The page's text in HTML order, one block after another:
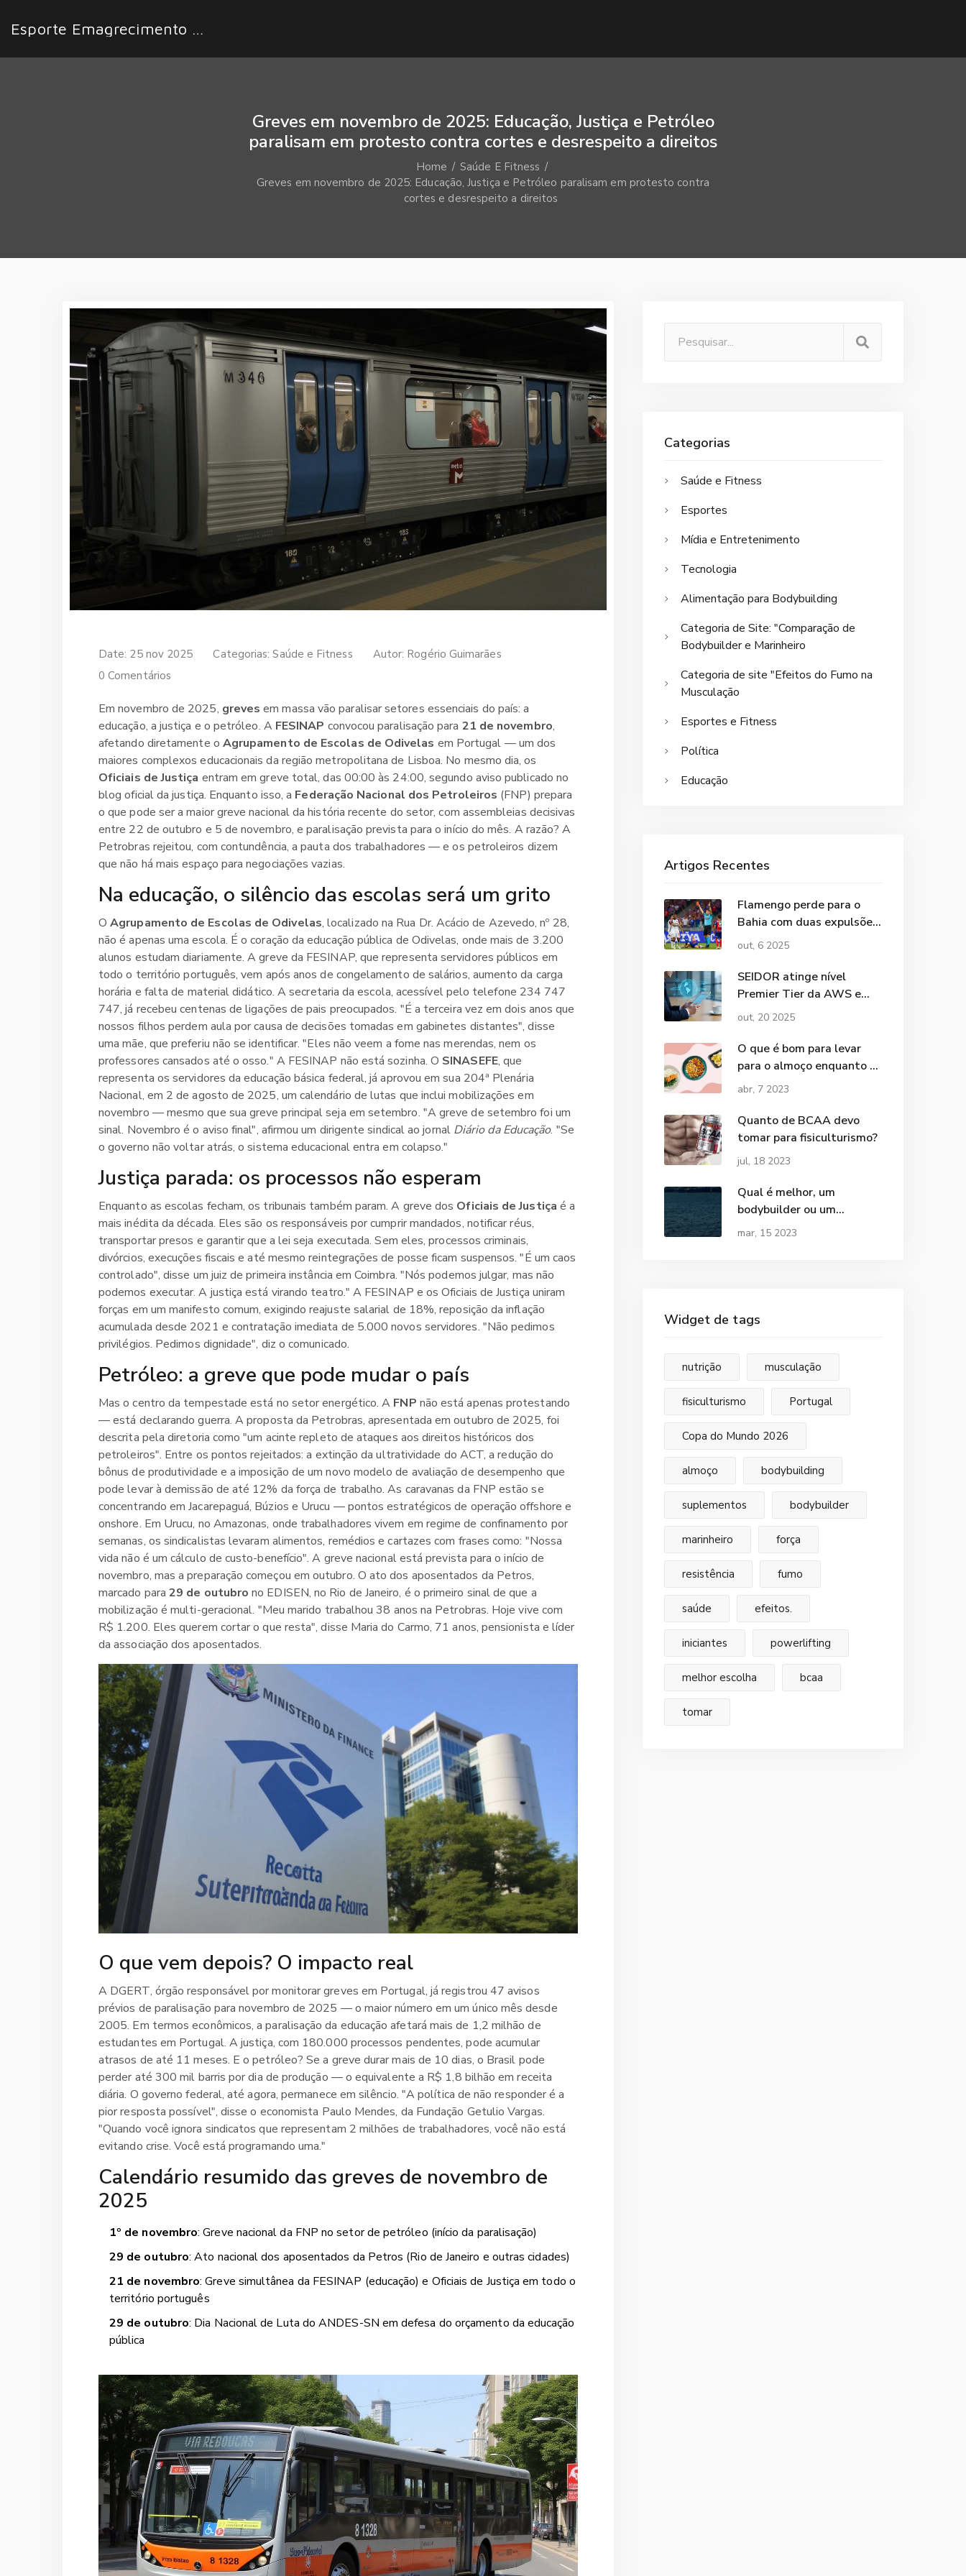
Esporte Emagrecimento Fácil
Greves em novembro de 2025: Educação, Justiça e Petróleo
paralisam em protesto contra cortes e desrespeito a direitos
Home
Saúde E Fitness
Greves em novembro de 2025: Educação, Justiça e Petróleo paralisam em protesto contra
cortes e desrespeito a direitos
Date: 25 nov 2025 Categorias:Saúde e Fitness Autor: Rogério Guimarães
0 Comentários
Em novembro de 2025, greves em massa vão paralisar setores essenciais do país: a
educação, a justiça e o petróleo. A FESINAP convocou paralisação para 21 de novembro,
afetando diretamente o Agrupamento de Escolas de Odivelas em Portugal — um dos
maiores complexos educacionais da região metropolitana de Lisboa. No mesmo dia, os
Oficiais de Justiça entram em greve total, das 00:00 às 24:00, segundo aviso publicado no
blog oficial da justiça. Enquanto isso, a Federação Nacional dos Petroleiros (FNP) prepara
o que pode ser a maior greve nacional da história recente do setor, com assembleias decisivas
entre 22 de outubro e 5 de novembro, e paralisação prevista para o início do mês. A razão? A
Petrobras rejeitou, com contundência, a pauta dos trabalhadores — e os petroleiros dizem
que não há mais espaço para negociações vazias.
Na educação, o silêncio das escolas será um grito
OAgrupamento de Escolas de Odivelas, localizado na Rua Dr. Acácio de Azevedo, nº 28,
não é apenas uma escola. É o coração da educação pública de Odivelas, onde mais de 3.200
alunos estudam diariamente. A greve da FESINAP, que representa servidores públicos em
todo o território português, vem após anos de congelamento de salários, aumento da carga
horária e falta de material didático. A secretaria da escola, acessível pelo telefone 234 747
747, já recebeu centenas de ligações de pais preocupados. "É a terceira vez em dois anos que
nossos filhos perdem aula por causa de decisões tomadas em gabinetes distantes", disse
uma mãe, que preferiu não se identificar. "Eles não veem a fome nas merendas, nem os
professores cansados até o osso." A FESINAP não está sozinha. O SINASEFE, que
representa os servidores da educação básica federal, já aprovou em sua 204ª Plenária
Nacional, em 2 de agosto de 2025, um calendário de lutas que inclui mobilizações em
novembro — mesmo que sua greve principal seja em setembro. "A greve de setembro foi um
sinal. Novembro é o aviso final", afirmou um dirigente sindical ao jornal Diário da Educação. "Se
o governo não voltar atrás, o sistema educacional entra em colapso."
Justiça parada: os processos não esperam
Enquanto as escolas fecham, os tribunais também param. A greve dos Oficiais de Justiça é a
mais inédita da década. Eles são os responsáveis por cumprir mandados, notificar réus,
transportar presos e garantir que a lei seja executada. Sem eles, processos criminais,
divórcios, execuções fiscais e até mesmo reintegrações de posse ficam suspensos. "É um caos
controlado", disse um juiz de primeira instância em Coimbra. "Nós podemos julgar, mas não
podemos executar. A justiça está virando teatro." A FESINAP e os Oficiais de Justiça uniram
forças em um manifesto comum, exigindo reajuste salarial de 18%, reposição da inflação
acumulada desde 2021 e contratação imediata de 5.000 novos servidores. "Não pedimos
privilégios. Pedimos dignidade", diz o comunicado.
Petróleo: a greve que pode mudar o país
Mas o centro da tempestade está no setor energético. A FNP não está apenas protestando
— está declarando guerra. A proposta da Petrobras, apresentada em outubro de 2025, foi
descrita pela diretoria como "um acinte repleto de ataques aos direitos históricos dos
petroleiros". Entre os pontos rejeitados: a extinção da ultratividade do ACT, a redução do
bônus de produtividade e a imposição de um novo modelo de avaliação de desempenho que
pode levar à demissão de até 12% da força de trabalho. As caravanas da FNP estão se
concentrando em Jacarepaguá, Búzios e Urucu — pontos estratégicos de operação offshore e
onshore. Em Urucu, no Amazonas, onde trabalhadores vivem em regime de confinamento por
semanas, os sindicalistas levaram alimentos, remédios e cartazes com frases como: "Nossa
vida não é um cálculo de custo-benefício". A greve nacional está prevista para o início de
novembro, mas a preparação começou em outubro. O ato dos aposentados da Petros,
marcado para29 de outubro no EDISEN, no Rio de Janeiro, é o primeiro sinal de que a
mobilização é multi-geracional. "Meu marido trabalhou 38 anos na Petrobras. Hoje vive com
R$ 1.200. Eles querem cortar o que resta", disse Maria do Carmo, 71 anos, pensionista e líder
da associação dos aposentados.
O que vem depois? O impacto real
A DGERT, órgão responsável por monitorar greves em Portugal, já registrou 47 avisos
prévios de paralisação para novembro de 2025 — o maior número em um único mês desde
2005. Em termos econômicos, a paralisação da educação afetará mais de 1,2 milhão de
estudantes em Portugal. A justiça, com 180.000 processos pendentes, pode acumular
atrasos de até 11 meses. E o petróleo? Se a greve durar mais de 10 dias, o Brasil pode
perder até 300 mil barris por dia de produção — o equivalente a R$ 1,8 bilhão em receita
diária. O governo federal, até agora, permanece em silêncio. "A política de não responder é a
pior resposta possível", disse o economista Paulo Mendes, da Fundação Getulio Vargas.
"Quando você ignora sindicatos que representam 2 milhões de trabalhadores, você não está
evitando crise. Você está programando uma."
Calendário resumido das greves de novembro de
2025
1º de novembro: Greve nacional da FNP no setor de petróleo (início da paralisação)
29 de outubro: Ato nacional dos aposentados da Petros (Rio de Janeiro e outras cidades)
21 de novembro: Greve simultânea da FESINAP (educação) e Oficiais de Justiça em todo o
território português
29 de outubro: Dia Nacional de Luta do ANDES-SN em defesa do orçamento da educação
pública
Categorias
Saúde e Fitness
Esportes
Mídia e Entretenimento
Tecnologia
Alimentação para Bodybuilding
Categoria de Site: "Comparação de
Bodybuilder e Marinheiro
Categoria de site "Efeitos do Fumo na
Musculação
Esportes e Fitness
Política
Educação
Artigos Recentes
Flamengo perde para o
Bahia com duas expulsões
e fica sem titulares contra
out, 6 2025
SEIDOR atinge nível
Premier Tier da AWS e
lidera mercado de nuvem
out, 20 2025
O que é bom para levar
para o almoço enquanto se
faz bodybuilding?
abr, 7 2023
Quanto de BCAA devo
tomar para fisiculturismo?
jul, 18 2023
Qual é melhor, um
bodybuilder ou um
marinheiro?
mar, 15 2023
Widget de tags
nutrição musculação
fisiculturismo Portugal
Copa do Mundo 2026
almoço bodybuilding
suplementos bodybuilder
marinheiro força
resistência fumo
saúde efeitos.
iniciantes powerlifting
melhor escolha bcaa
tomar